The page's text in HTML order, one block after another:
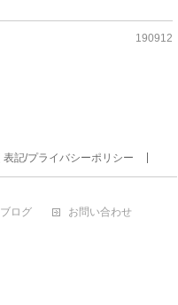
190912
記/プライバシーポリシー
ログ お問い合わせ